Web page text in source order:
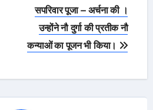
सपरिवार पूजा – अर्चना की ।
उन्होंने नौ दुर्गा की प्रतीक नौ
कन्याओं का पूजन भी किया।